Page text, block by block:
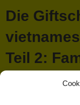
Die
Teil 2:
April 13, 2018 1:03